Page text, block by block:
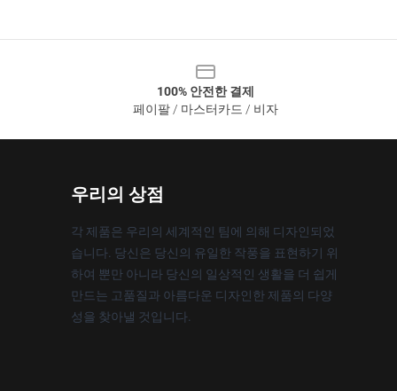
100% 안전한 결제
페이팔 / 마스터카드 / 비자
우리의 상점
각 제품은 우리의 세계적인 팀에 의해 디자인되었
습니다. 당신은 당신의 유일한 작풍을 표현하기 위
하여 뿐만 아니라 당신의 일상적인 생활을 더 쉽게
만드는 고품질과 아름다운 디자인한 제품의 다양
성을 찾아낼 것입니다.